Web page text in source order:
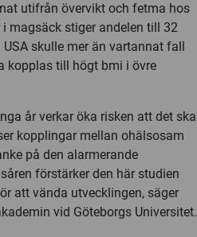
utifrån övervikt och fetma hos
magsäck stiger andelen till 32
skulle mer än vartannat fall
kopplas till högt bmi i övre
år verkar öka risken att det ska
kopplingar mellan ohälsosam
på den alarmerande
förstärker den här studien
att vända utvecklingen, säger
vid Göteborgs Universitet.